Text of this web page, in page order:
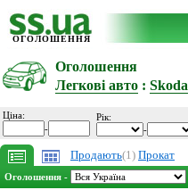
ОГОЛОШЕННЯ
Оголошення
Легкові авто : Skoda
Ціна:
-
Рік:
-
Продають(1) Прокат
Оголошення -